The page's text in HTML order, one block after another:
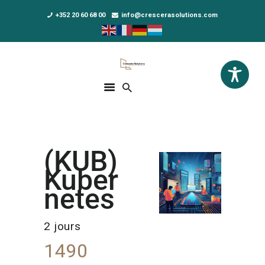
+352 20 60 68 00 info@crescerasolutions.com
Crescera Solutions
Solutions for your evolution
DPO AS A SERVICE
NOUS CONNAÎTRE
ACTUALITÉS
(KUB)
Kuber
netes
2 jours
1490